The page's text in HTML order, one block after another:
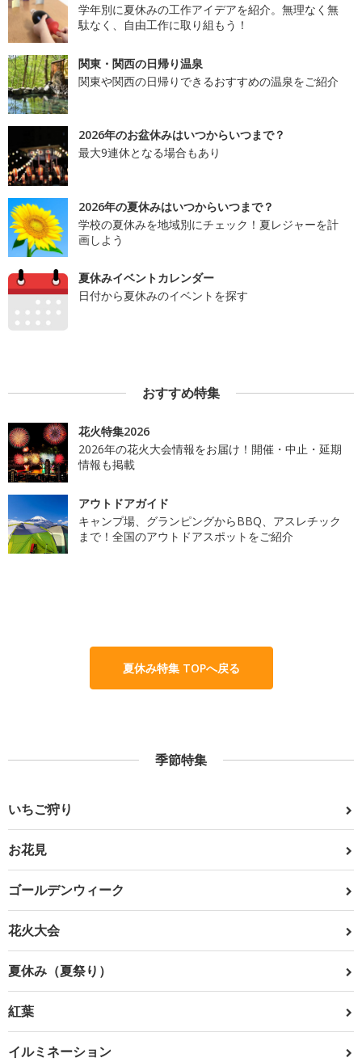
学年別に夏休みの工作アイデアを紹介。無理なく無
駄なく、自由工作に取り組もう！
関東・関西の日帰り温泉
関東や関西の日帰りできるおすすめの温泉をご紹介
2026年のお盆休みはいつからいつまで？
最大9連休となる場合もあり
2026年の夏休みはいつからいつまで？
学校の夏休みを地域別にチェック！夏レジャーを計
画しよう
夏休みイベントカレンダー
日付から夏休みのイベントを探す
おすすめ特集
花火特集2026
2026年の花火大会情報をお届け！開催・中止・延期
情報も掲載
アウトドアガイド
キャンプ場、グランピングからBBQ、アスレチック
まで！全国のアウトドアスポットをご紹介
夏休み特集 TOPへ戻る
季節特集
いちご狩り
お花見
ゴールデンウィーク
花火大会
夏休み（夏祭り）
紅葉
イルミネーション